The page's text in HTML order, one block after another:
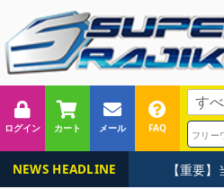
ログイン カート メール FAQ
NEWS HEADLINE 【重要】